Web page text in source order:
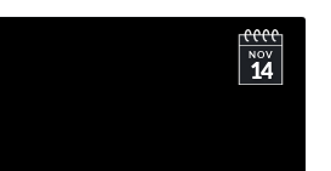
NOV
14